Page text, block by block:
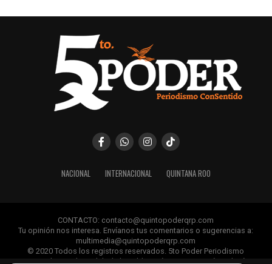
NACIONAL INTERNACIONAL QUINTANA ROO
CONTACTO: contacto@quintopoderqrp.com
Tu opinión nos interesa. Envíanos tus comentarios o sugerencias a:
multimedia@quintopoderqrp.com
© 2020 Todos los registros reservados. 5to Poder Periodismo
ConSentido Queda prohibida la publicación, retransmisión, edición y